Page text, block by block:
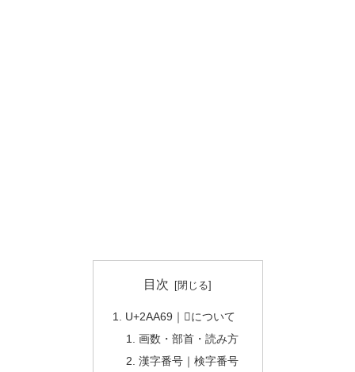
目次
U+2AA69｜𪩩について
画数・部首・読み方
漢字番号｜検字番号